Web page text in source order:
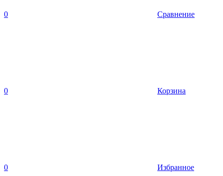
0 Сравнение
0 Корзина
0 Избранное